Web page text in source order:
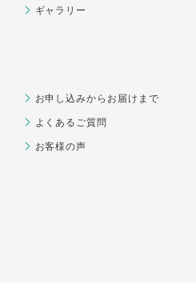
ギャラリー
お申し込みからお届けまで
よくあるご質問
お客様の声